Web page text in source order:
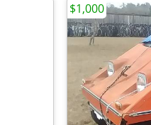
$1,000